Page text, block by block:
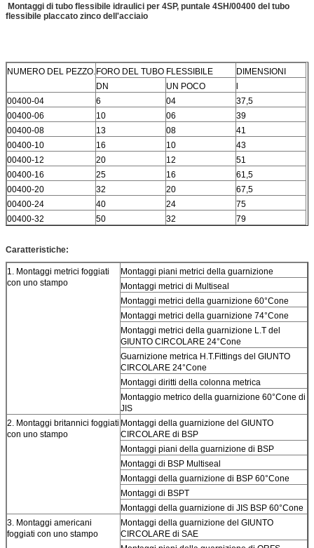
Montaggi di tubo flessibile idraulici per 4SP, puntale 4SH/00400 del tubo
flessibile placcato zinco dell'acciaio
NUMERO DEL PEZZO.FORO DEL TUBO FLESSIBILE
DIMENSIONI
DN
UN POCO
l
00400-04
6 04
37,5
00400-06
10 06
39
00400-08
13 08
41
00400-10
16 10
43
00400-12
20 12
51
00400-16
25 16
61,5
00400-20
32 20
67,5
00400-24
40 24
75
00400-32
50 32 79
Caratteristiche:
1. Montaggi metrici foggiati
con uno stampo
Montaggi piani metrici della guarnizione
Montaggi metrici di Multiseal
Montaggi metrici della guarnizione 60°Cone
Montaggi metrici della guarnizione 74°Cone
Montaggi metrici della guarnizione L.T del
GIUNTO CIRCOLARE 24°Cone
Guarnizione metrica H.T.Fittings del GIUNTO
CIRCOLARE 24°Cone
Montaggi diritti della colonna metrica
Montaggio metrico della guarnizione 60°Cone di
JIS
2. Montaggi britannici foggiati
con uno stampo
Montaggi della guarnizione del GIUNTO
CIRCOLARE di BSP
Montaggi piani della guarnizione di BSP
Montaggi di BSP Multiseal
Montaggi della guarnizione di BSP 60°Cone
Montaggi di BSPT
Montaggi della guarnizione di JIS BSP 60°Cone
3. Montaggi americani
foggiati con uno stampo
Montaggi della guarnizione del GIUNTO
CIRCOLARE di SAE